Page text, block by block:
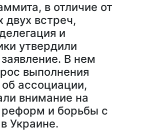
в отличие от
встреч,
и
утвердили
В нем
выполнения
ассоциации,
внимание на
реформ и борьбы с
Украине.